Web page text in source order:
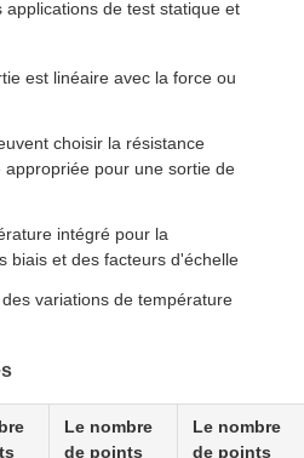
de test statique et
est linéaire avec la force ou
choisir la résistance
appropriée pour une sortie de
intégré pour la
biais et des facteurs d'échelle
variations de température
Le nombre
de points
Le nombre
de points